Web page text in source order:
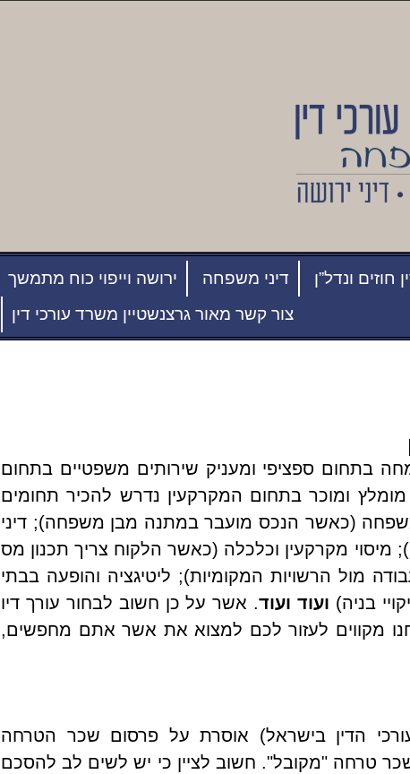
חוזים ונדל”ן דיני משפחה ירושה וייפוי כוח מתמשך
צור קשר מאור גרצנשטיין משרד עורכי דין
בתחום ספציפי ומעניק שירותים משפטיים בתחום
ומוכר בתחום המקרקעין נדרש להכיר תחומים
(כאשר הנכס מועבר במתנה מבן משפחה); דיני
מקרקעין וכלכלה (כאשר הלקוח צריך תכנון מס
מול הרשויות המקומיות); ליטיגציה והופעה בבתי
בניה) ועוד ועוד. אשר על כן חשוב לבחור עורך דיו
מקווים לעזור לכם למצוא את אשר אתם מחפשים,
הדין בישראל) אוסרת על פרסום שכר הטרחה
טרחה "מקובל". חשוב לציין כי יש לשים לב להסכם